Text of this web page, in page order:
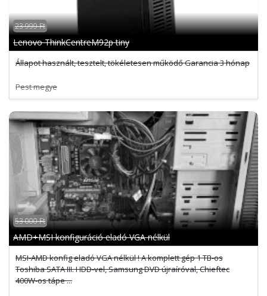
23 999 Ft
Lenovo ThinkCentreM92p tiny
Állapot használt, tesztelt, tökéletesen működő Garancia 3 hónap
Pest megye
53 000 Ft
AMD+MSI konfiguráció eladó VGA nélkül
MSI-AMD konfig eladó VGA nélkül ! A komplett gép 1 TB-os
Toshiba SATA III. HDD-vel, Samsung DVD újraíróval, Chieftec
400W-os tápe ...